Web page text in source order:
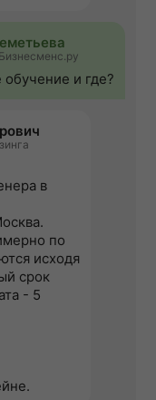
и где?
в
по
исходя
срок
- 5